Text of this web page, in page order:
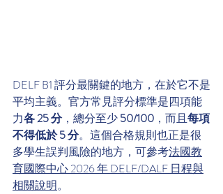
DELF B1 評分最關鍵的地方，在於它不是
平均主義。官方常見評分標準是四項能
力各 25 分，總分至少 50/100 ，而且每項
不得低於 5 分。這個合格規則也正是很
多學生誤判風險的地方，可參考法國教
育國際中心 2026 年 DELF/DALF 日程與
相關說明。